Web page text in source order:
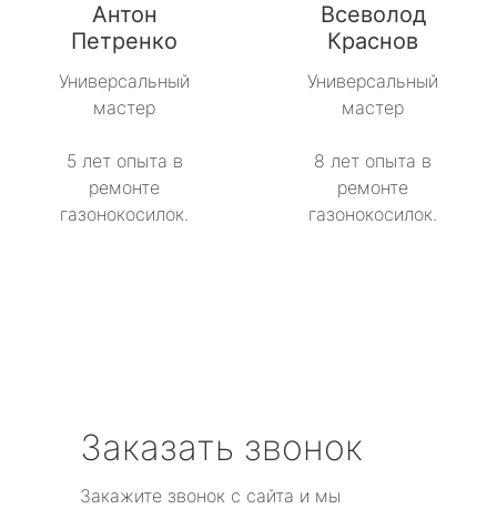
Антон
Петренко
Универсальный
мастер
5 лет опыта в
ремонте
газонокосилок.
Всеволод
Краснов
Универсальный
мастер
8 лет опыта в
ремонте
газонокосилок.
Заказать звонок
Закажите звонок с сайта и мы